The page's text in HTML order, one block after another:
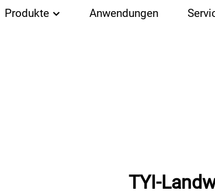
Produkte Anwendungen
TYI-